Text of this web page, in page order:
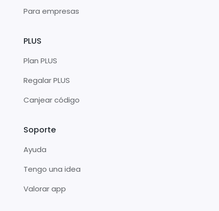
Para empresas
PLUS
Plan PLUS
Regalar PLUS
Canjear código
Soporte
Ayuda
Tengo una idea
Valorar app